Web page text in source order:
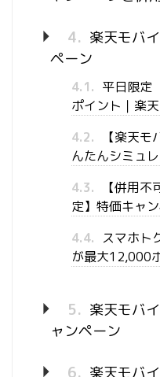
4. 楽天モバ
ペーン
4.1. 平日限定
ポイント｜楽
4.2.
【楽天
んたんシミュ
4.3.
【併用
定】特価キャ
4.4. スマホト
が最大12,000
5. 楽天モバ
ャンペーン
6. 楽天モバ